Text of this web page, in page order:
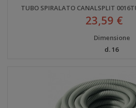
TUBO SPIRALATO CANALSPLIT
23,59 €
Dimensione
d. 16